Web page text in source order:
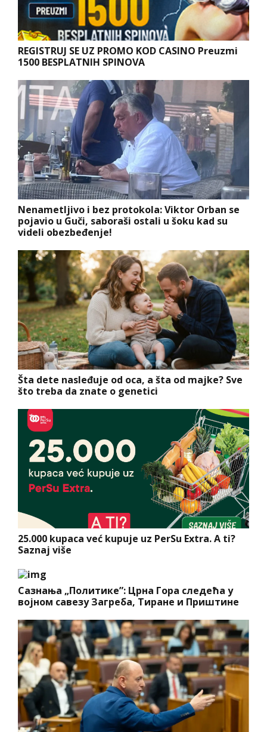
REGISTRUJ SE UZ PROMO KOD CASINO Preuzmi
1500 BESPLATNIH SPINOVA
Nenametljivo i bez protokola: Viktor Orban se
pojavio u Guči, saboraši ostali u šoku kad su
videli obezbeđenje!
Šta dete nasleđuje od oca, a šta od majke? Sve
što treba da znate o genetici
25.000 kupaca već kupuje uz PerSu Extra. A ti?
Saznaj više
Сазнања „Политике”: Црна Гора следећа у
војном савезу Загреба, Тиране и Приштине